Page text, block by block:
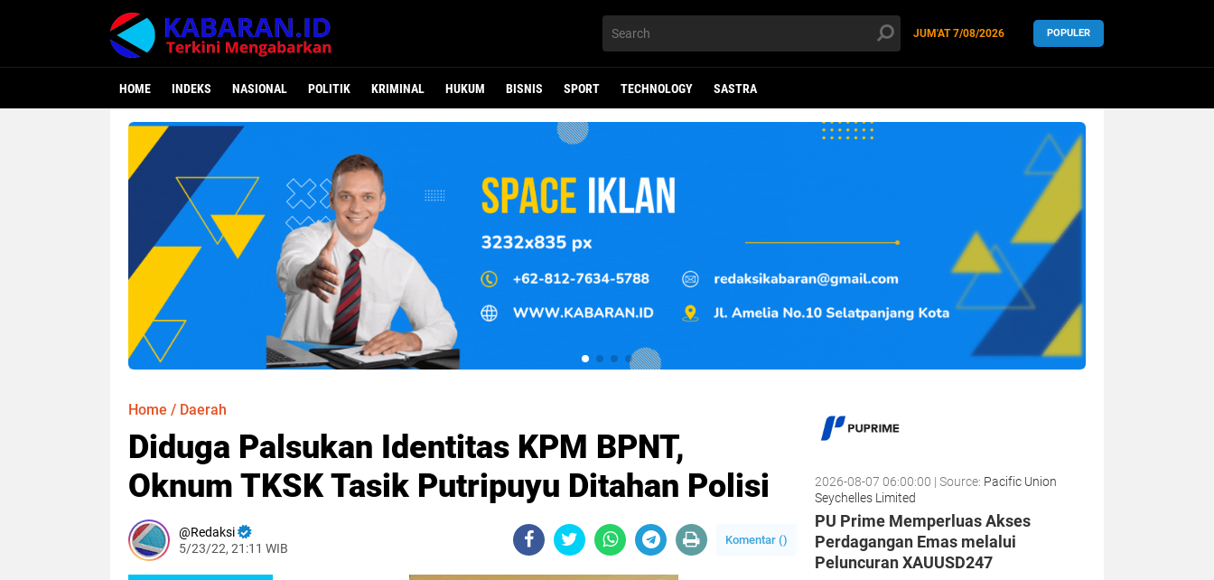
JUM'AT7/08/2026 POPULER
HOME INDEKS NASIONAL POLITIK KRIMINAL HUKUM BISNIS SPORT TECHNOLOGY SASTRA
Home / Daerah
Diduga Palsukan Identitas KPM BPNT,
Oknum TKSK Tasik Putripuyu Ditahan Polisi
Redaksi
5/23/22, 21:11 WIB
Komentar ()
2026-08-07 06:00:00 | Source: Pacific Union
Seychelles Limited
PU Prime Memperluas Akses
Perdagangan Emas melalui
Peluncuran XAUUSD247